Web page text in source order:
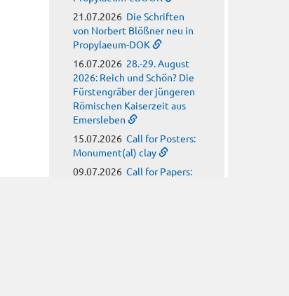
21.07.2026 Die Schriften
von Norbert Blößner neu in
Propylaeum-DOK
16.07.2026 28.-29. August
2026: Reich und Schön? Die
Fürstengräber der jüngeren
Römischen Kaiserzeit aus
Emersleben
15.07.2026 Call for Posters:
Monument(al) clay
09.07.2026 Call for Papers: